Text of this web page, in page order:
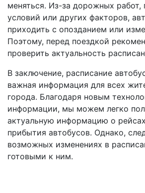
меняться. Из-за дорожных работ,
условий или других факторов,
приходить с опозданием или
Поэтому, перед поездкой
проверить актуальность
В заключение, расписание
важная информация для всех
города. Благодаря новым
информации, мы можем легко
актуальную информацию о
прибытия автобусов. Однако,
возможных изменениях в
готовыми к ним.